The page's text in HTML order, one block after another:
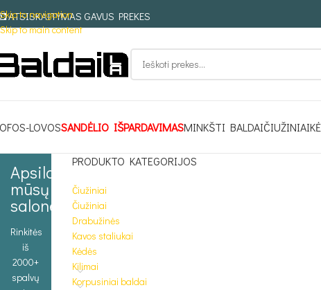
Skip to navigation
Skip to main content
ATSISKAITYMAS GAVUS PREKES
LOVOSSANDĖLIO IŠPARDAVIMASMINKŠTI BALDAIČIUŽINIAI
Apsilankykite
mūsų
salone
Rinkitės
iš
2000+
spalvų
PRODUKTO KATEGORIJOS
Čiužiniai
Čiužiniai
Drabužinės
Kavos staliukai
Kėdės
Kilimai
Korpusiniai baldai